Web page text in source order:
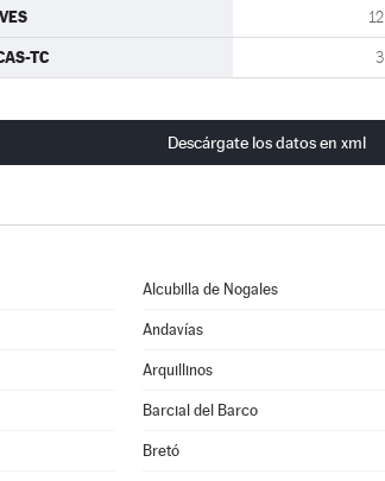
12
TC 3
Descárgate los datos en xml
Alcubilla de Nogales
Andavías
Arquillinos
Barcial del Barco
Bretó